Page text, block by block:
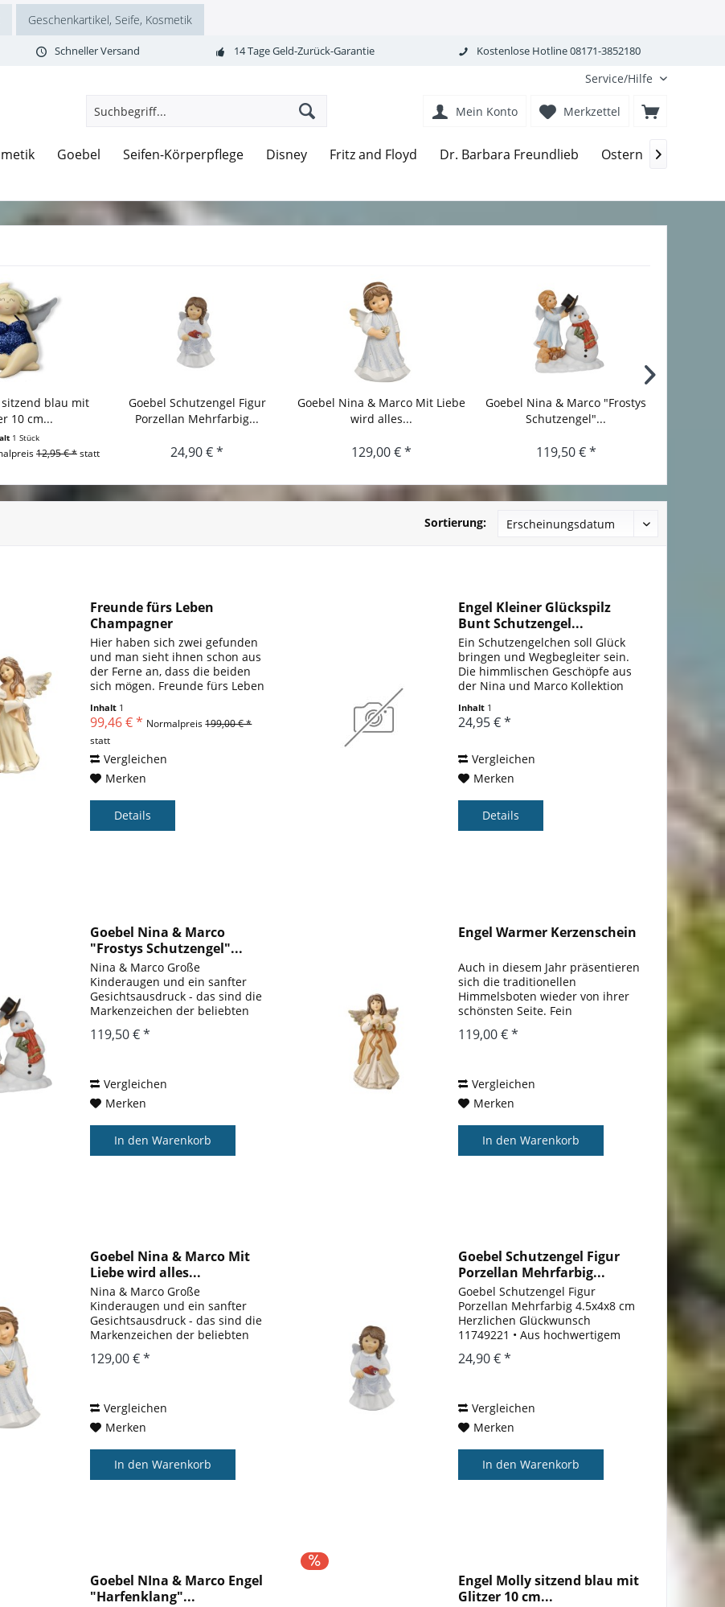
Geschenkartikel, Seife, Kosmetik
Schneller Versand 14 Tage Geld-Zurück-Garantie Kostenlose Hotline 08171-3852180
Service/Hilfe
Merkzettel
Mein Konto
Goebel Seifen-Körperpflege Disney Fritz and Floyd Dr. Barbara Freundlieb Ostern 
sitzend blau mit
10 cm...
1 Stück
12,95 € *statt
Goebel Schutzengel Figur
Porzellan Mehrfarbig...
24,90 € *
Goebel Nina & Marco Mit Liebe
wird alles...
129,00 € *
Goebel Nina & Marco "Frostys
Schutzengel"...
119,50 € *
Sortierung:
Freunde fürs Leben
Champagner
Himmelsboten...
Hier haben sich zwei gefunden
und man sieht ihnen schon aus
der Ferne an, dass die beiden
sich mögen. Freunde fürs Leben
Zertifikat
Inhalt 1
99,46 € * Normalpreis199,00 € *
statt
Vergleichen
Merken
Details
Engel Kleiner Glückspilz
Bunt Schutzengel...
Ein Schutzengelchen soll Glück
bringen und Wegbegleiter sein.
Die himmlischen Geschöpfe aus
der Nina und Marco Kollektion
Gesundheit, Liebe und vieles
mehr. In liebevoll dekorierten
Inhalt 1
24,95 € *
Vergleichen
Merken
Details
Goebel Nina & Marco
"Frostys Schutzengel"...
Nina & Marco Große
Kinderaugen und ein sanfter
Gesichtsausdruck - das sind die
Markenzeichen der beliebten
1992 in enger Zusammenarbeit
119,50 € *
Vergleichen
Merken
In den Warenkorb
Engel Warmer Kerzenschein
Auch in diesem Jahr präsentieren
sich die traditionellen
Himmelsboten wieder von ihrer
schönsten Seite. Fein
Blüten und Sterne kommen
wunderbar zur Geltung. Engel...
119,00 € *
Vergleichen
Merken
In den Warenkorb
Goebel Nina & Marco Mit
Liebe wird alles...
Nina & Marco Große
Kinderaugen und ein sanfter
Gesichtsausdruck - das sind die
Markenzeichen der beliebten
Nina und Marco Figuren, die seit
1992 in enger Zusammenarbeit
129,00 € *
Vergleichen
Merken
In den Warenkorb
Goebel Schutzengel Figur
Porzellan Mehrfarbig...
Goebel Schutzengel Figur
Porzellan Mehrfarbig 4.5x4x8 cm
Herzlichen Glückwunsch
11749221 • Aus hochwertigem
Porzellan • Mit viel Liebe zum
Detail gestaltet • Ideal auch als
24,90 € *
Vergleichen
Merken
In den Warenkorb
Goebel NIna & Marco Engel
"Harfenklang"...
Engel Molly sitzend blau mit
Glitzer 10 cm...